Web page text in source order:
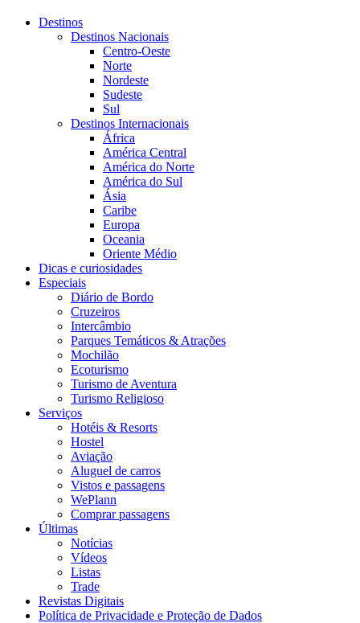
Destinos
Destinos Nacionais
Centro-Oeste
Norte
Nordeste
Sudeste
Sul
Destinos Internacionais
África
América Central
América do Norte
América do Sul
Ásia
Caribe
Europa
Oceania
Oriente Médio
Dicas e curiosidades
Especiais
Diário de Bordo
Cruzeiros
Intercâmbio
Parques Temáticos & Atrações
Mochilão
Ecoturismo
Turismo de Aventura
Turismo Religioso
Serviços
Hotéis & Resorts
Hostel
Aviação
Aluguel de carros
Vistos e passagens
WePlann
Comprar passagens
Últimas
Notícias
Vídeos
Listas
Trade
Revistas Digitais
Política de Privacidade e Proteção de Dados